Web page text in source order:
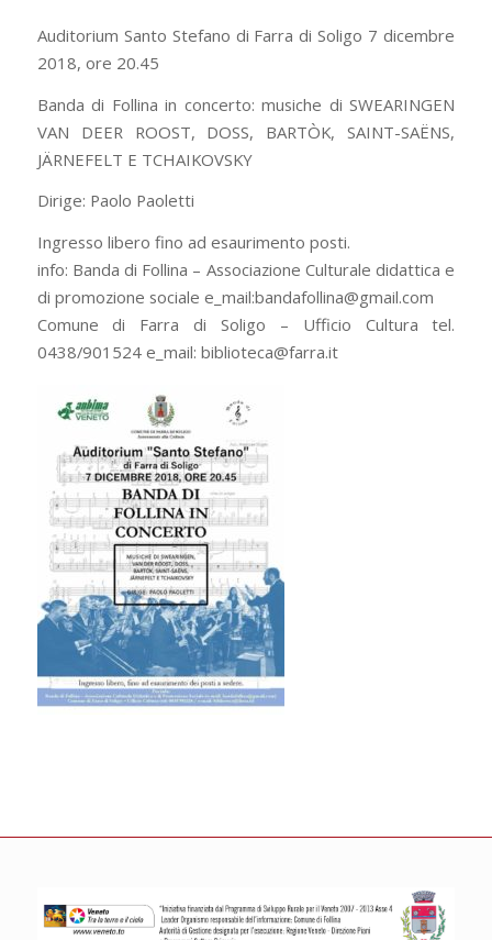
Auditorium Santo Stefano di Farra di Soligo 7 dicembre
2018, ore 20.45
Banda di Follina in concerto: musiche di SWEARINGEN
VAN DEER ROOST, DOSS, BARTÒK, SAINT-SAЁNS,
JÄRNEFELT E TCHAIKOVSKY
Dirige: Paolo Paoletti
Ingresso libero fino ad esaurimento posti.
info: Banda di Follina – Associazione Culturale didattica e
di promozione sociale e_mail:bandafollina@gmail.com
Comune di Farra di Soligo – Ufficio Cultura tel.
0438/901524 e_mail: biblioteca@farra.it